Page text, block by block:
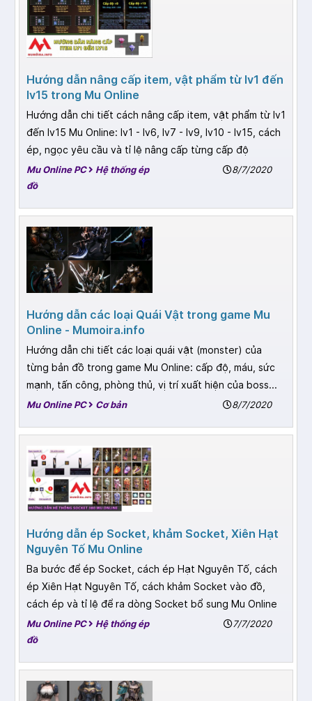
Hướng dẫn nâng cấp item, vật phẩm từ lv1 đến
lv15 trong Mu Online
Hướng dẫn chi tiết cách nâng cấp item, vật phẩm từ lv1
đến lv15 Mu Online: lv1 - lv6, lv7 - lv9, lv10 - lv15, cách
ép, ngọc yêu cầu và tỉ lệ nâng cấp từng cấp độ
Mu Online PC
Hệ thống ép
đồ
8/7/2020
Hướng dẫn các loại Quái Vật trong game Mu
Online - Mumoira.info
Hướng dẫn chi tiết các loại quái vật (monster) của
từng bản đồ trong game Mu Online: cấp độ, máu, sức
mạnh, tấn công, phòng thủ, vị trí xuất hiện của boss...
Mu Online PC Cơ bản 8/7/2020
Hướng dẫn ép Socket, khảm Socket, Xiên Hạt
Nguyên Tố Mu Online
Ba bước để ép Socket, cách ép Hạt Nguyên Tố, cách
ép Xiên Hạt Nguyên Tố, cách khảm Socket vào đồ,
cách ép và tỉ lệ để ra dòng Socket bổ sung Mu Online
Mu Online PC
Hệ thống ép
đồ
7/7/2020